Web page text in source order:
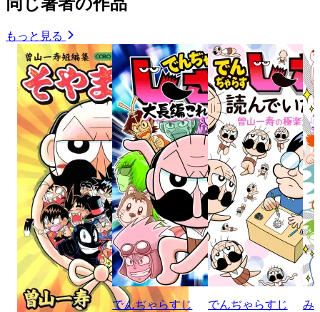
もっと見る
でんぢゃらすじ
でんぢゃらすじ
み